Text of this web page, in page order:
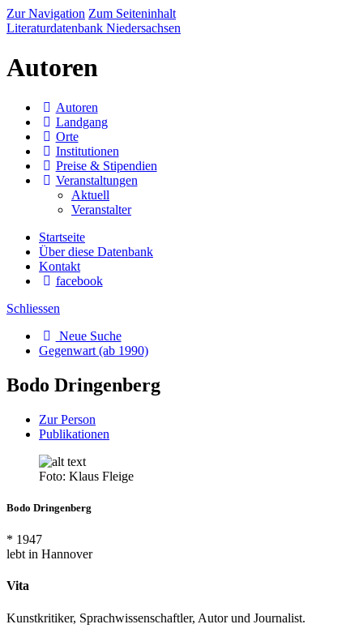
Zur Navigation Zum Seiteninhalt
Literaturdatenbank Niedersachsen
Autoren
Autoren
Landgang
Orte
Institutionen
Preise & Stipendien
Veranstaltungen
Aktuell
Veranstalter
Startseite
Über diese Datenbank
Kontakt
facebook
Schliessen
Neue Suche
Gegenwart (ab 1990)
Bodo Dringenberg
Zur Person
Publikationen
Foto: Klaus Fleige
Bodo Dringenberg
* 1947
lebt in Hannover
Vita
Kunstkritiker, Sprachwissenschaftler, Autor und Journalist.